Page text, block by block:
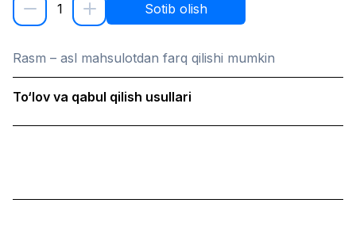
1 Sotib olish
Rasm – asl mahsulotdan farq qilishi mumkin
To‘lov va qabul qilish usullari